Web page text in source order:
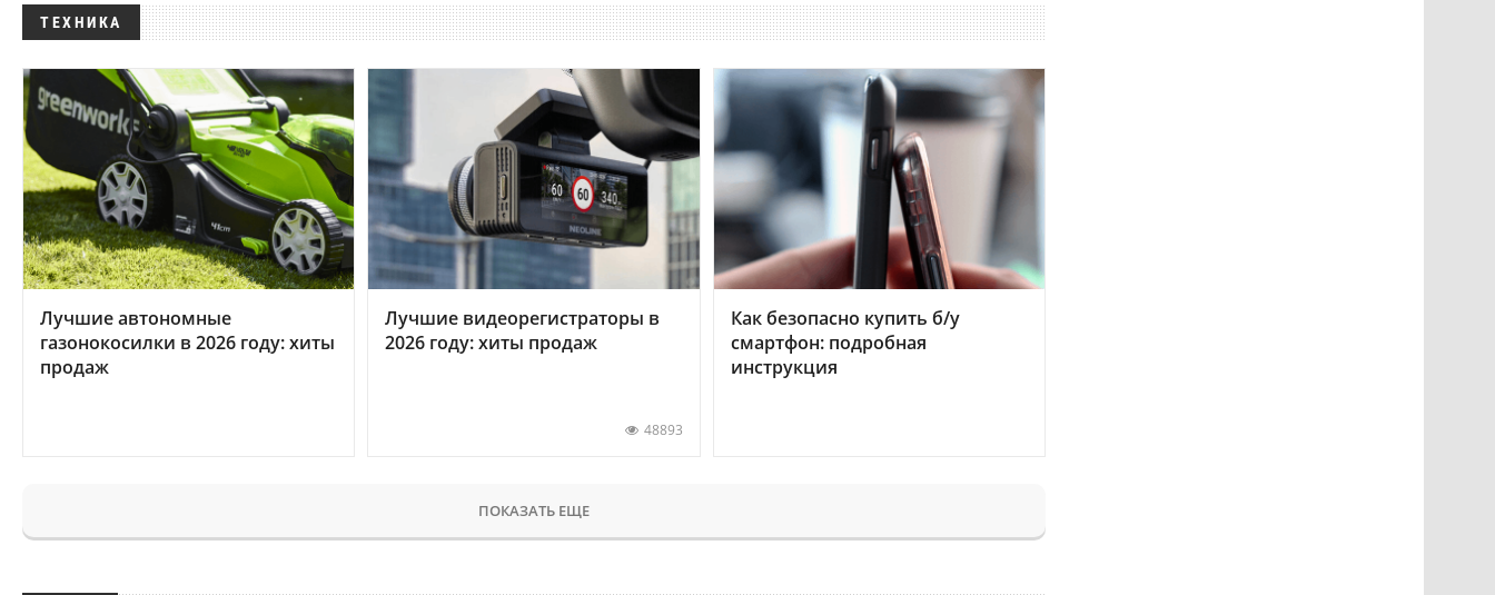
ТЕХНИКА
Лучшие автономные
газонокосилки в 2026 году: хиты
продаж
Лучшие видеорегистраторы в
2026 году: хиты продаж
48893
Как безопасно купить б/у
смартфон: подробная
инструкция
ПОКАЗАТЬ ЕЩЕ